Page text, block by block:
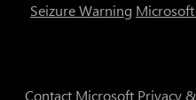
Seizure Warning
Contact Microsoft Privacy